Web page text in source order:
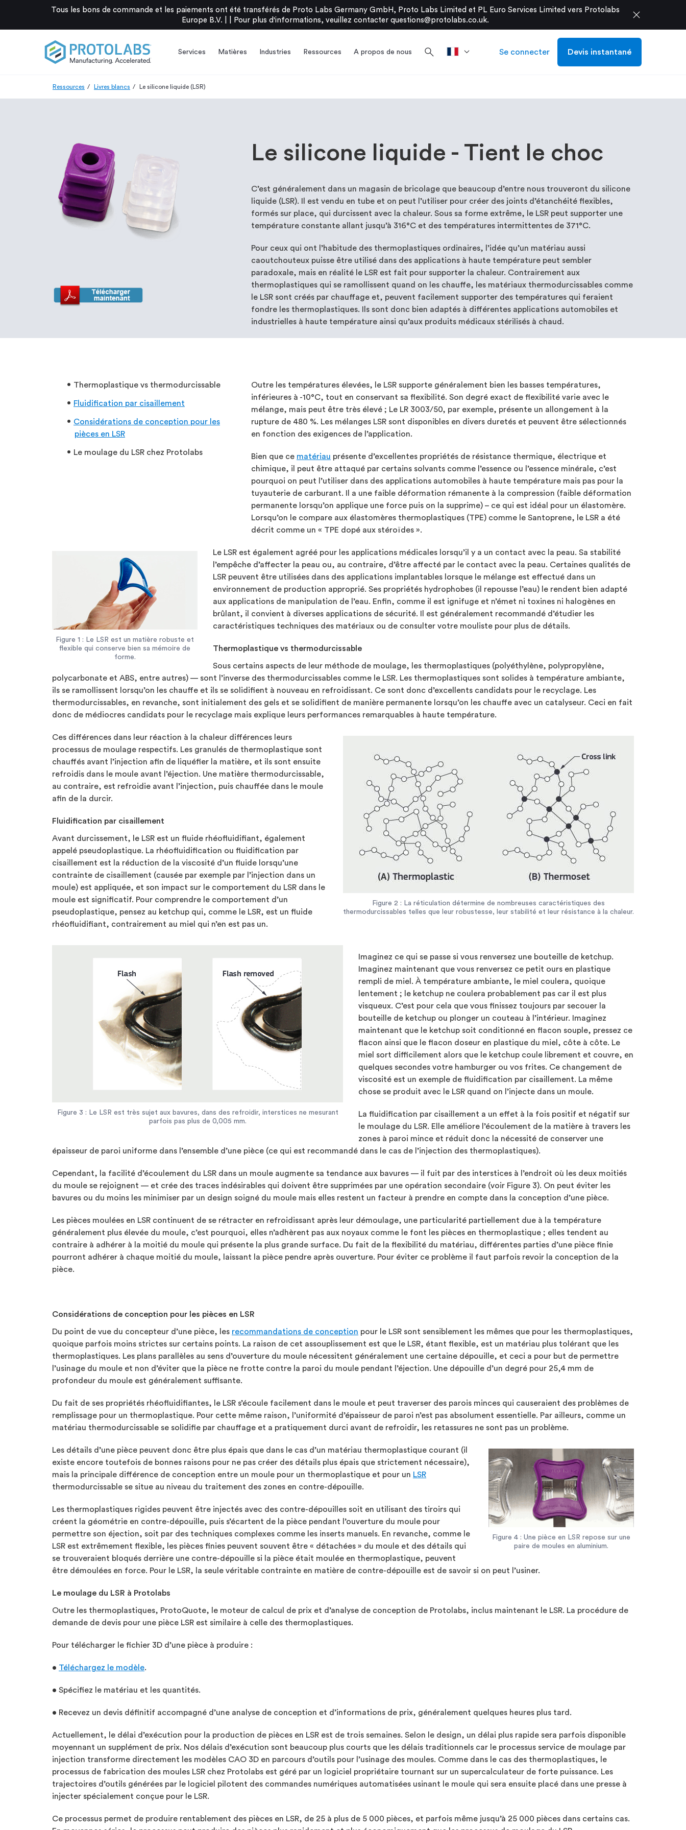
Tous les bons de commande et les paiements ont été transférés de Proto Labs Germany GmbH, Proto Labs Limited et PL Euro Services Limited vers Protolabs
Europe B.V. |
Pour plus d'informations, veuillez contacter questions@protolabs.co.uk. close
Services Matières Industries Ressources A propos de nous search Se connecter Devis instantané
Ressources Livres blancs Le silicone liquide (LSR)
Le silicone liquide - Tient le choc
C’est généralement dans un magasin de bricolage que beaucoup d’entre nous trouveront du silicone
liquide (LSR). Il est vendu en tube et on peut l’utiliser pour créer des joints d’étanchéité flexibles,
formés sur place, qui durcissent avec la chaleur. Sous sa forme extrême, le LSR peut supporter une
température constante allant jusqu’à 316°C et des températures intermittentes de 371°C.
Pour ceux qui ont l’habitude des thermoplastiques ordinaires, l’idée qu’un matériau aussi
caoutchouteux puisse être utilisé dans des applications à haute température peut sembler
paradoxale, mais en réalité le LSR est fait pour supporter la chaleur. Contrairement aux
thermoplastiques qui se ramollissent quand on les chauffe, les matériaux thermodurcissables comme
le LSR sont créés par chauffage et, peuvent facilement supporter des températures qui feraient
fondre les thermoplastiques. Ils sont donc bien adaptés à différentes applications automobiles et
industrielles à haute température ainsi qu’aux produits médicaux stérilisés à chaud.
Thermoplastique vs thermodurcissable
Fluidification par cisaillement
Considérations de conception pour les
pièces en LSR
Le moulage du LSR chez Protolabs
Outre les températures élevées, le LSR supporte généralement bien les basses températures,
inférieures à -10°C, tout en conservant sa flexibilité. Son degré exact de flexibilité varie avec le
mélange, mais peut être très élevé ; Le LR 3003/50, par exemple, présente un allongement à la
rupture de 480 %. Les mélanges LSR sont disponibles en divers duretés et peuvent être sélectionnés
en fonction des exigences de l’application.
Bien que ce matériau présente d’excellentes propriétés de résistance thermique, électrique et
chimique, il peut être attaqué par certains solvants comme l’essence ou l’essence minérale, c’est
pourquoi on peut l’utiliser dans des applications automobiles à haute température mais pas pour la
tuyauterie de carburant. Il a une faible déformation rémanente à la compression (faible déformation
permanente lorsqu’on applique une force puis on la supprime) – ce qui est idéal pour un élastomère.
Lorsqu’on le compare aux élastomères thermoplastiques (TPE) comme le Santoprene, le LSR a été
décrit comme un « TPE dopé aux stéroïdes ».
Figure 1 : Le LSR est un matière robuste et
flexible qui conserve bien sa mémoire de
forme.
Le LSR est également agréé pour les applications médicales lorsqu’il y a un contact avec la peau. Sa stabilité
l’empêche d’affecter la peau ou, au contraire, d’être affecté par le contact avec la peau. Certaines qualités de
LSR peuvent être utilisées dans des applications implantables lorsque le mélange est effectué dans un
environnement de production approprié. Ses propriétés hydrophobes (il repousse l’eau) le rendent bien adapté
aux applications de manipulation de l’eau. Enfin, comme il est ignifuge et n’émet ni toxines ni halogènes en
brûlant, il convient à diverses applications de sécurité. Il est généralement recommandé d’étudier les
caractéristiques techniques des matériaux ou de consulter votre mouliste pour plus de détails.
Thermoplastique vs thermodurcissable
Sous certains aspects de leur méthode de moulage, les thermoplastiques (polyéthylène, polypropylène,
polycarbonate et ABS, entre autres) — sont l’inverse des thermodurcissables comme le LSR. Les thermoplastiques sont solides à température ambiante,
ils se ramollissent lorsqu’on les chauffe et ils se solidifient à nouveau en refroidissant. Ce sont donc d’excellents candidats pour le recyclage. Les
thermodurcissables, en revanche, sont initialement des gels et se solidifient de manière permanente lorsqu’on les chauffe avec un catalyseur. Ceci en fait
donc de médiocres candidats pour le recyclage mais explique leurs performances remarquables à haute température.
Figure 2 : La réticulation détermine de nombreuses caractéristiques des
thermodurcissables telles que leur robustesse, leur stabilité et leur résistance à la chaleur.
Ces différences dans leur réaction à la chaleur différences leurs
processus de moulage respectifs. Les granulés de thermoplastique sont
chauffés avant l’injection afin de liquéfier la matière, et ils sont ensuite
refroidis dans le moule avant l’éjection. Une matière thermodurcissable,
au contraire, est refroidie avant l’injection, puis chauffée dans le moule
afin de la durcir.
Fluidification par cisaillement
Avant durcissement, le LSR est un fluide rhéofluidifiant, également
appelé pseudoplastique. La rhéofluidification ou fluidification par
cisaillement est la réduction de la viscosité d’un fluide lorsqu’une
contrainte de cisaillement (causée par exemple par l’injection dans un
moule) est appliquée, et son impact sur le comportement du LSR dans le
moule est significatif. Pour comprendre le comportement d’un
pseudoplastique, pensez au ketchup qui, comme le LSR, est un fluide
rhéofluidifiant, contrairement au miel qui n’en est pas un.
Figure 3 : Le LSR est très sujet aux bavures, dans des refroidir, interstices ne mesurant
parfois pas plus de 0,005 mm.
Imaginez ce qui se passe si vous renversez une bouteille de ketchup.
Imaginez maintenant que vous renversez ce petit ours en plastique
rempli de miel. À température ambiante, le miel coulera, quoique
lentement ; le ketchup ne coulera probablement pas car il est plus
visqueux. C’est pour cela que vous finissez toujours par secouer la
bouteille de ketchup ou plonger un couteau à l’intérieur. Imaginez
maintenant que le ketchup soit conditionné en flacon souple, pressez ce
flacon ainsi que le flacon doseur en plastique du miel, côte à côte. Le
miel sort difficilement alors que le ketchup coule librement et couvre, en
quelques secondes votre hamburger ou vos frites. Ce changement de
viscosité est un exemple de fluidification par cisaillement. La même
chose se produit avec le LSR quand on l’injecte dans un moule.
La fluidification par cisaillement a un effet à la fois positif et négatif sur
le moulage du LSR. Elle améliore l’écoulement de la matière à travers les
zones à paroi mince et réduit donc la nécessité de conserver une
épaisseur de paroi uniforme dans l’ensemble d’une pièce (ce qui est recommandé dans le cas de l’injection des thermoplastiques).
Cependant, la facilité d’écoulement du LSR dans un moule augmente sa tendance aux bavures — il fuit par des interstices à l’endroit où les deux moitiés
du moule se rejoignent — et crée des traces indésirables qui doivent être supprimées par une opération secondaire (voir Figure 3). On peut éviter les
bavures ou du moins les minimiser par un design soigné du moule mais elles restent un facteur à prendre en compte dans la conception d’une pièce.
Les pièces moulées en LSR continuent de se rétracter en refroidissant après leur démoulage, une particularité partiellement due à la température
généralement plus élevée du moule, c’est pourquoi, elles n’adhèrent pas aux noyaux comme le font les pièces en thermoplastique ; elles tendent au
contraire à adhérer à la moitié du moule qui présente la plus grande surface. Du fait de la flexibilité du matériau, différentes parties d’une pièce finie
pourront adhérer à chaque moitié du moule, laissant la pièce pendre après ouverture. Pour éviter ce problème il faut parfois revoir la conception de la
pièce.
Considérations de conception pour les pièces en LSR
Du point de vue du concepteur d’une pièce, les recommandations de conception pour le LSR sont sensiblement les mêmes que pour les thermoplastiques,
quoique parfois moins strictes sur certains points. La raison de cet assouplissement est que le LSR, étant flexible, est un matériau plus tolérant que les
thermoplastiques. Les plans parallèles au sens d’ouverture du moule nécessitent généralement une certaine dépouille, et ceci a pour but de permettre
l’usinage du moule et non d’éviter que la pièce ne frotte contre la paroi du moule pendant l’éjection. Une dépouille d’un degré pour 25,4 mm de
profondeur du moule est généralement suffisante.
Du fait de ses propriétés rhéofluidifiantes, le LSR s’écoule facilement dans le moule et peut traverser des parois minces qui causeraient des problèmes de
remplissage pour un thermoplastique. Pour cette même raison, l’uniformité d’épaisseur de paroi n’est pas absolument essentielle. Par ailleurs, comme un
matériau thermodurcissable se solidifie par chauffage et a pratiquement durci avant de refroidir, les retassures ne sont pas un problème.
Figure 4 : Une pièce en LSR repose sur une
paire de moules en aluminium.
Les détails d’une pièce peuvent donc être plus épais que dans le cas d’un matériau thermoplastique courant (il
existe encore toutefois de bonnes raisons pour ne pas créer des détails plus épais que strictement nécessaire),
mais la principale différence de conception entre un moule pour un thermoplastique et pour un LSR
thermodurcissable se situe au niveau du traitement des zones en contre-dépouille.
Les thermoplastiques rigides peuvent être injectés avec des contre-dépouilles soit en utilisant des tiroirs qui
créent la géométrie en contre-dépouille, puis s’écartent de la pièce pendant l’ouverture du moule pour
permettre son éjection, soit par des techniques complexes comme les inserts manuels. En revanche, comme le
LSR est extrêmement flexible, les pièces finies peuvent souvent être « détachées » du moule et des détails qui
se trouveraient bloqués derrière une contre-dépouille si la pièce était moulée en thermoplastique, peuvent
être démoulées en force. Pour le LSR, la seule véritable contrainte en matière de contre-dépouille est de savoir si on peut l’usiner.
Le moulage du LSR à Protolabs
Outre les thermoplastiques, ProtoQuote, le moteur de calcul de prix et d’analyse de conception de Protolabs, inclus maintenant le LSR. La procédure de
demande de devis pour une pièce LSR est similaire à celle des thermoplastiques.
Pour télécharger le fichier 3D d’une pièce à produire :
• Téléchargez le modèle.
• Spécifiez le matériau et les quantités.
• Recevez un devis définitif accompagné d’une analyse de conception et d’informations de prix, généralement quelques heures plus tard.
Actuellement, le délai d’exécution pour la production de pièces en LSR est de trois semaines. Selon le design, un délai plus rapide sera parfois disponible
moyennant un supplément de prix. Nos délais d’exécution sont beaucoup plus courts que les délais traditionnels car le processus service de moulage par
injection transforme directement les modèles CAO 3D en parcours d’outils pour l’usinage des moules. Comme dans le cas des thermoplastiques, le
processus de fabrication des moules LSR chez Protolabs est géré par un logiciel propriétaire tournant sur un supercalculateur de forte puissance. Les
trajectoires d’outils générées par le logiciel pilotent des commandes numériques automatisées usinant le moule qui sera ensuite placé dans une presse à
injecter spécialement conçue pour le LSR.
Ce processus permet de produire rentablement des pièces en LSR, de 25 à plus de 5 000 pièces, et parfois même jusqu’à 25 000 pièces dans certains cas.